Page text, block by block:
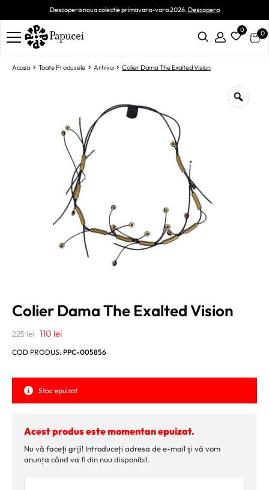
Descopera noua colectie primavara-vara 2026.Descopera
0 0
Acasa Toate Produsele Arhiva Colier Dama The Exalted Vision
Colier Dama The Exalted Vision
225lei Prețul
inițial
fost:
225 lei.
110 leiPrețul
curent
110 lei.
COD PRODUS: PPC-005856
Stoc epuizat
Acest produs este momentan epuizat.
Nu vă faceți griji! Introduceți adresa de e-mail și vă vom
anunța când va fi din nou disponibil.